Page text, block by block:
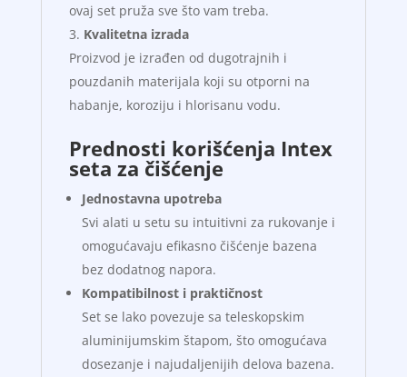
ovaj set pruža sve što vam treba.
Kvalitetna izrada
Proizvod je izrađen od dugotrajnih i
pouzdanih materijala koji su otporni na
habanje, koroziju i hlorisanu vodu.
Prednosti korišćenja Intex
seta za čišćenje
Jednostavna upotreba
Svi alati u setu su intuitivni za rukovanje i
omogućavaju efikasno čišćenje bazena
bez dodatnog napora.
Kompatibilnost i praktičnost
Set se lako povezuje sa teleskopskim
aluminijumskim štapom, što omogućava
dosezanje i najudaljenijih delova bazena.